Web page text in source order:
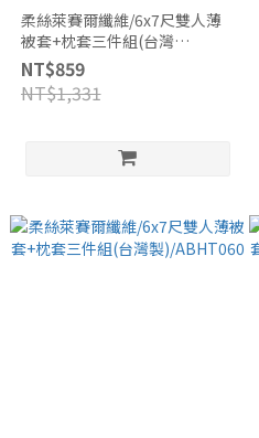
柔絲萊賽爾纖維/6x7尺雙人薄
被套+枕套三件組(台灣
製)/ABHT062
NT$859
NT$1,331